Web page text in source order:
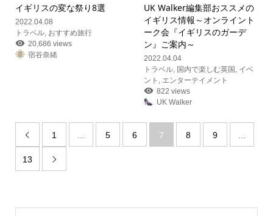
イギリスの変な祭り8選
2022.04.08
トラベル, おすすめ旅行
20,686 views
宿谷奈緒
UK Walker編集部おススメの
イギリス情報 ～オンライント
ーク会『イギリスのガーデ
ン』ご案内～
2022.04.04
トラベル, 国内で楽しむ英国 , イベ
ント , エンターテイメント
822 views
UK Walker
 1 … 5 6 7 8 9 …
13 